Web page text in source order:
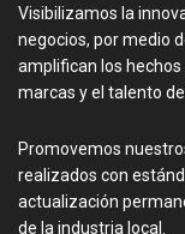
Visibilizamos la
negocios, por medio
amplifican los
marcas y el talento
Promovemos
realizados con
actualización
de la industria local.